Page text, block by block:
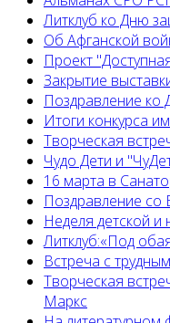
Литклуб ко Дню
Об Афганской
Проект
Закрытие
Поздравление ко
Итоги конкурса
Творческая
Чудо Дети и
16 марта в
Поздравление
Неделя детской
Литклуб:«Под
Встреча с
Творческая
Маркс